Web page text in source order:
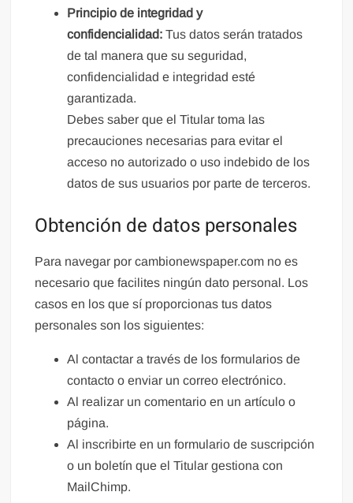
Principio de integridad y
confidencialidad: Tus datos serán tratados
de tal manera que su seguridad,
confidencialidad e integridad esté
garantizada.
Debes saber que el Titular toma las
precauciones necesarias para evitar el
acceso no autorizado o uso indebido de los
datos de sus usuarios por parte de terceros.
Obtención de datos personales
Para navegar por cambionewspaper.com no es
necesario que facilites ningún dato personal. Los
casos en los que sí proporcionas tus datos
personales son los siguientes:
Al contactar a través de los formularios de
contacto o enviar un correo electrónico.
Al realizar un comentario en un artículo o
página.
Al inscribirte en un formulario de suscripción
o un boletín que el Titular gestiona con
MailChimp.